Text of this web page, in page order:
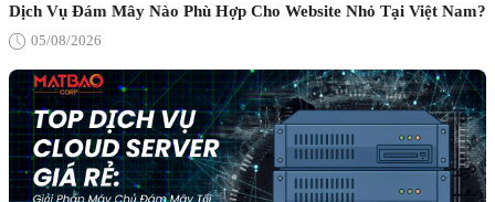
Dịch Vụ Đám Mây Nào Phù Hợp Cho Website Nhỏ Tại Việt Nam?
05/08/2026